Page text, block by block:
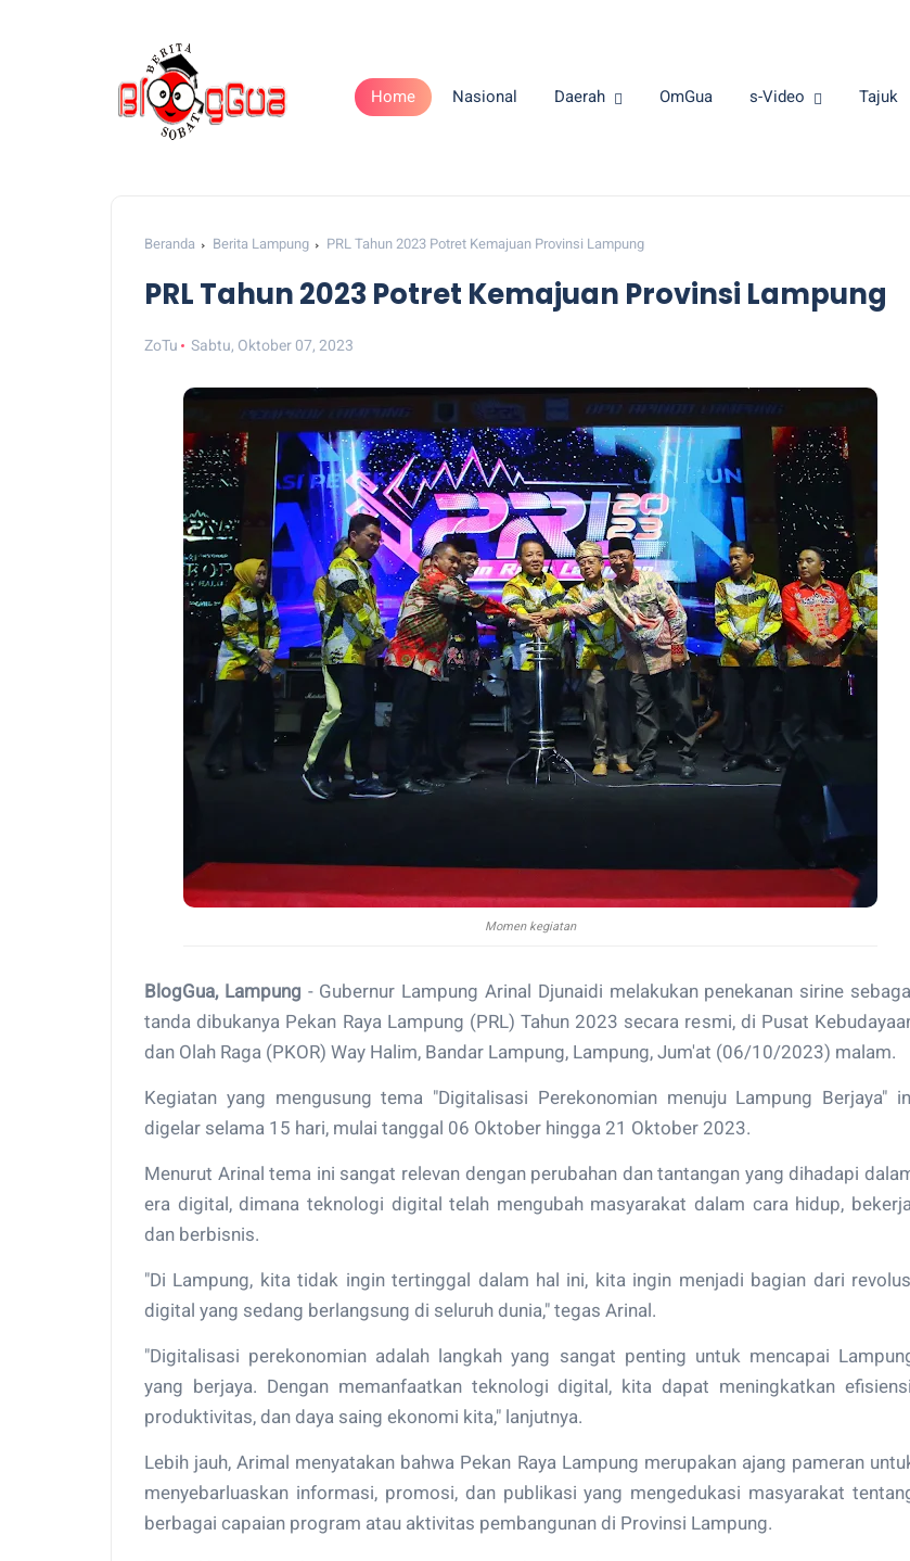
Home Nasional Daerah OmGua s-Video Tajuk
Beranda Berita Lampung PRL Tahun 2023 Potret Kemajuan Provinsi Lampung
PRL Tahun 2023 Potret Kemajuan Provinsi Lampung
ZoTu Sabtu, Oktober 07, 2023
Momen kegiatan
BlogGua, Lampung - Gubernur Lampung Arinal Djunaidi melakukan penekanan sirine
tanda dibukanya Pekan Raya Lampung (PRL) Tahun 2023 secara resmi, di Pusat
dan Olah Raga (PKOR) Way Halim, Bandar Lampung, Lampung, Jum'at (06/10/2023) malam.
Kegiatan yang mengusung tema "Digitalisasi Perekonomian menuju Lampung Berjaya"
digelar selama 15 hari, mulai tanggal 06 Oktober hingga 21 Oktober 2023.
Menurut Arinal tema ini sangat relevan dengan perubahan dan tantangan yang dihadapi
era digital, dimana teknologi digital telah mengubah masyarakat dalam cara hidup,
dan berbisnis.
"Di Lampung, kita tidak ingin tertinggal dalam hal ini, kita ingin menjadi bagian dari
digital yang sedang berlangsung di seluruh dunia," tegas Arinal.
"Digitalisasi perekonomian adalah langkah yang sangat penting untuk mencapai
yang berjaya. Dengan memanfaatkan teknologi digital, kita dapat meningkatkan
produktivitas, dan daya saing ekonomi kita," lanjutnya.
Lebih jauh, Arimal menyatakan bahwa Pekan Raya Lampung merupakan ajang pameran
menyebarluaskan informasi, promosi, dan publikasi yang mengedukasi masyarakat
berbagai capaian program atau aktivitas pembangunan di Provinsi Lampung.